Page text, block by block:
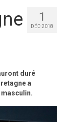
1
DÉC 2018
duré
a